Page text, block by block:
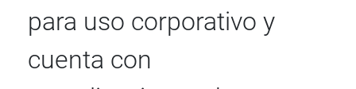
para uso corporativo y
cuenta con